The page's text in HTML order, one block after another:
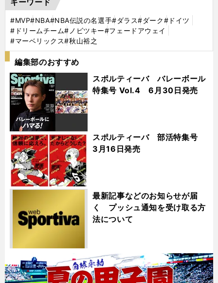
#MVP#NBA#NBA伝説の名選手#ダラス#ダーク#ドイツ
#ドリームチーム#ノビツキー#フェードアウェイ
#マーベリックス#秋山裕之
編集部のおすすめ
スポルティーバ バレーボール
特集号 Vol.4 6月30日発売
スポルティーバ 部活特集号
3月16日発売
最新記事などのお知らせが届
く プッシュ通知を受け取る方
法について